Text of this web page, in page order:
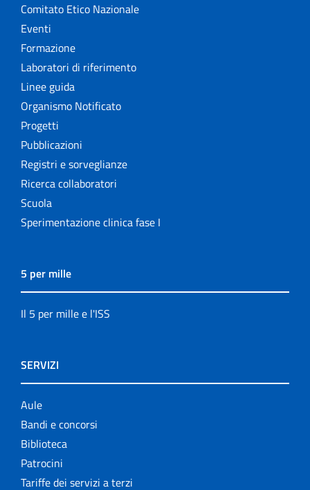
Comitato Etico Nazionale
Eventi
Formazione
Laboratori di riferimento
Linee guida
Organismo Notificato
Progetti
Pubblicazioni
Registri e sorveglianze
Ricerca collaboratori
Scuola
Sperimentazione clinica fase I
5 per mille
Il 5 per mille e l'ISS
SERVIZI
Aule
Bandi e concorsi
Biblioteca
Patrocini
Tariffe dei servizi a terzi